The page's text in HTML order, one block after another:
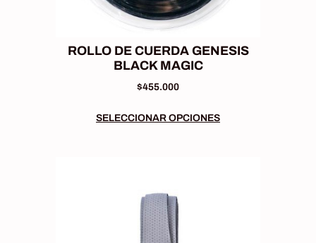
ROLLO DE CUERDA GENESIS
BLACK MAGIC
$455.000
SELECCIONAR OPCIONES